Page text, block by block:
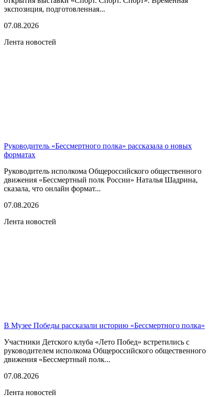
экспозиция, подготовленная...
07.08.2026
Лента новостей
Руководитель «Бессмертного полка» рассказала о новых
форматах
Руководитель исполкома Общероссийского общественного
движения «Бессмертный полк России» Наталья Шадрина,
сказала, что онлайн формат...
07.08.2026
Лента новостей
В Музее Победы рассказали историю «Бессмертного полка»
Участники Детского клуба «Лето Побед» встретились с
руководителем исполкома Общероссийского общественного
движения «Бессмертный полк...
07.08.2026
Лента новостей